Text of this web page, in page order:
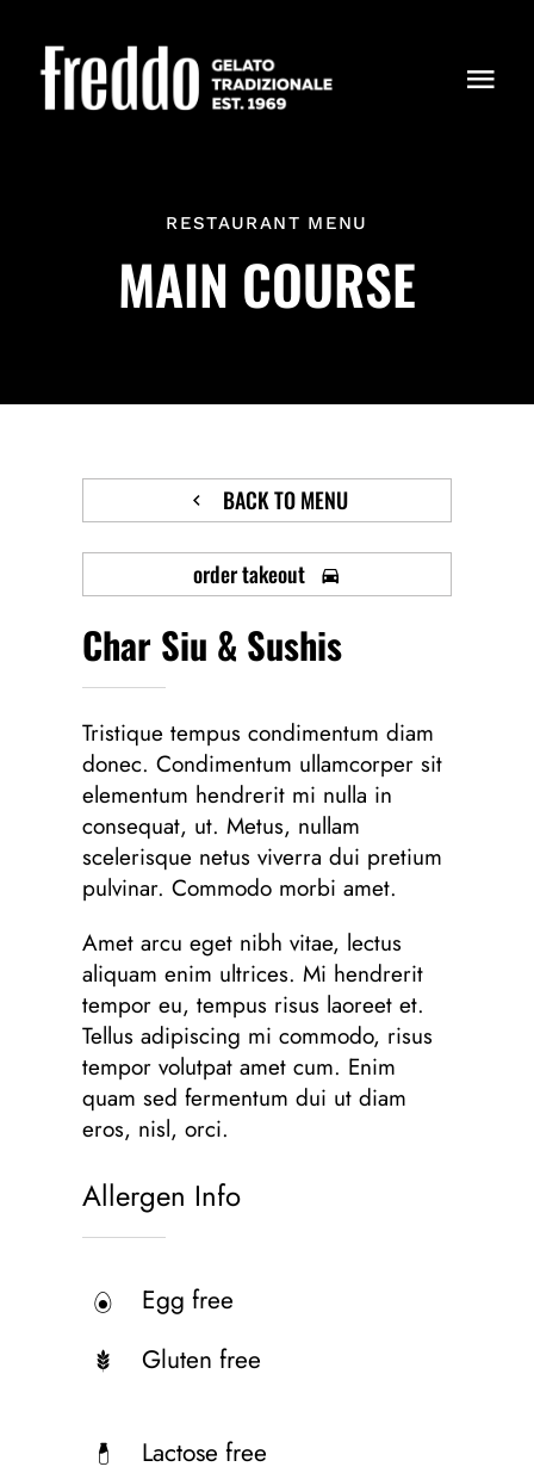
content
NOSOTROS
RESTAURANT MENU
MAIN COURSE
BACK TO MENU
order takeout
Char Siu & Sushis
Tristique tempus condimentum diam
donec. Condimentum ullamcorper sit
elementum hendrerit mi nulla in
consequat, ut. Metus, nullam
scelerisque netus viverra dui pretium
pulvinar. Commodo morbi amet.
Amet arcu eget nibh vitae, lectus
aliquam enim ultrices. Mi hendrerit
tempor eu, tempus risus laoreet et.
Tellus adipiscing mi commodo, risus
tempor volutpat amet cum. Enim
quam sed fermentum dui ut diam
eros, nisl, orci.
Allergen Info
Egg free
Gluten free
Lactose free